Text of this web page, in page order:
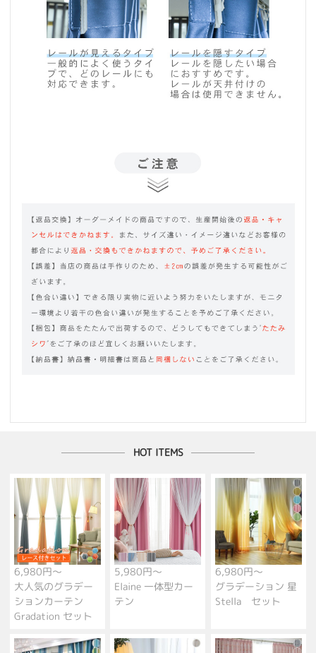
HOT ITEMS
6,980円～
大人気のグラデー
ションカーテン
Gradation セット
5,980円～
Elaine 一体型カー
テン
6,980円～
グラデーション 星
Stella セット